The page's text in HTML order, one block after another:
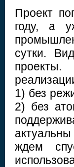
Проект
году, а
сутки.
1) без
2) без
ждем